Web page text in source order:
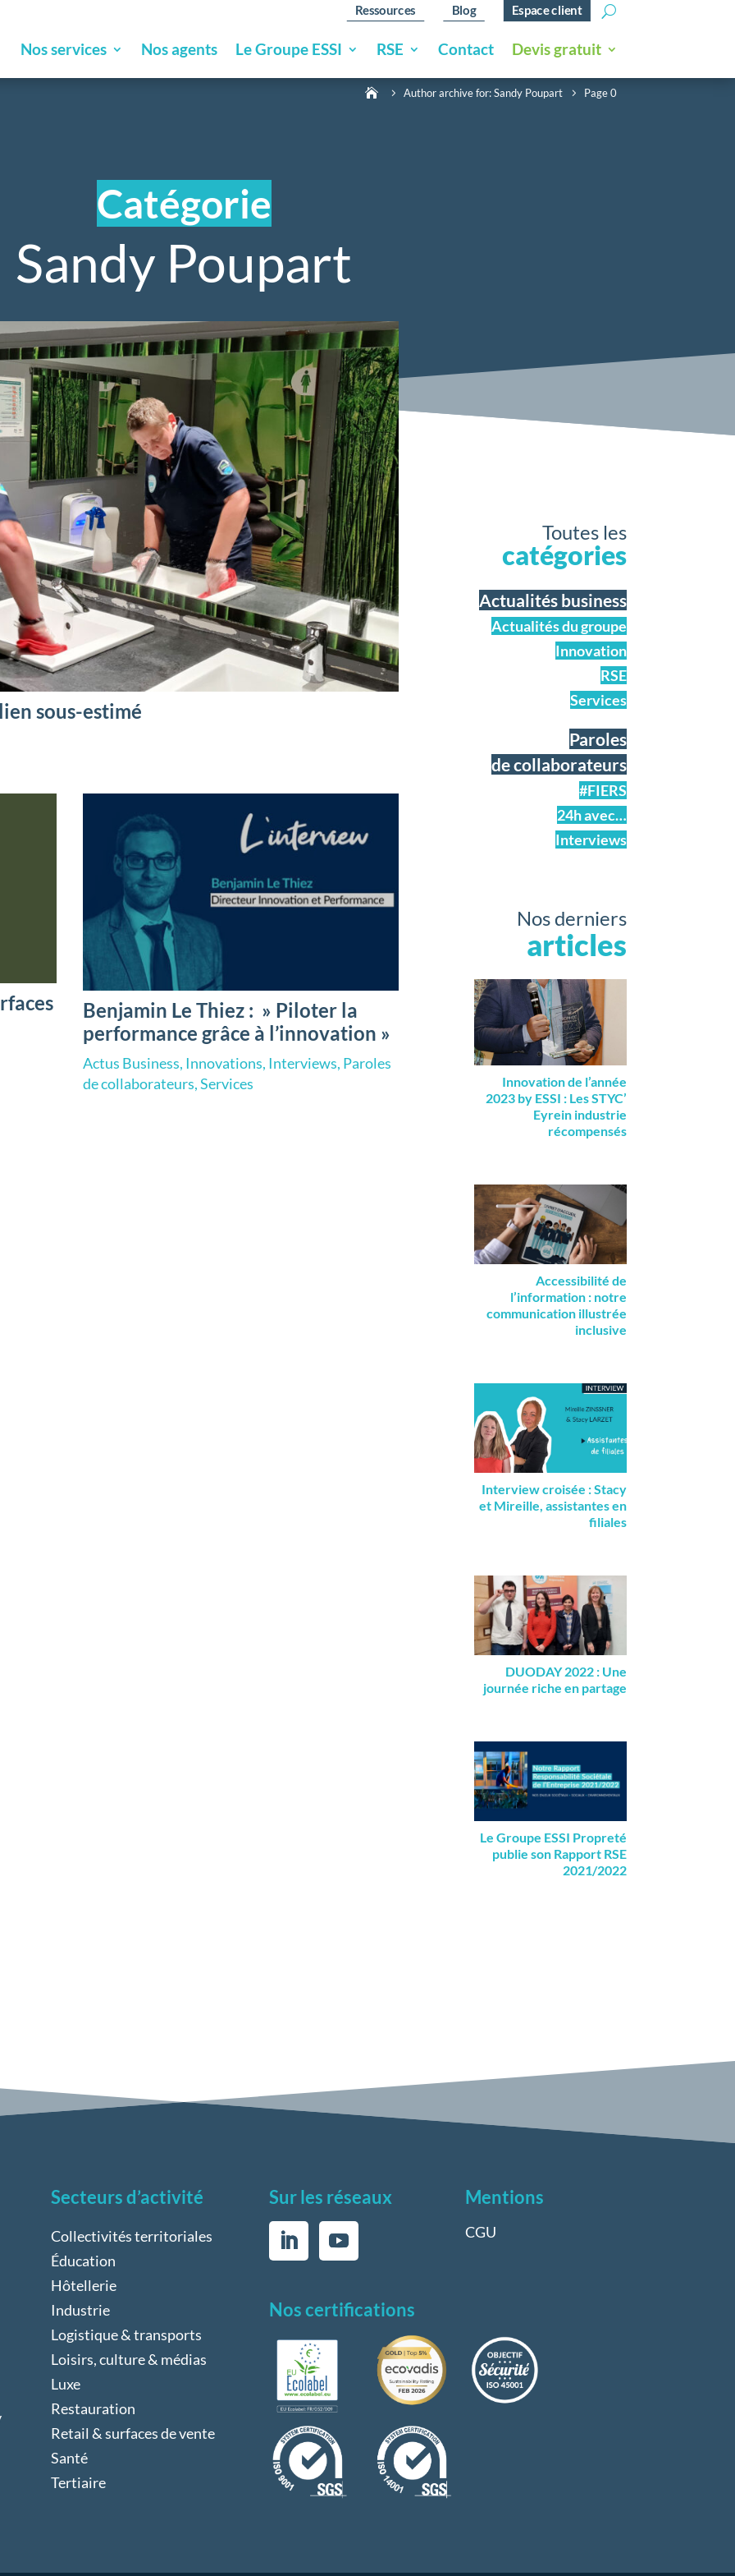
Ressources Blog Espace client
Nos services Nos agents Le Groupe ESSI RSE Contact Devis gratuit
 Author archive for: Sandy Poupart Page 0
Catégorie
Sandy Poupart
sous-estimé
Benjamin Le Thiez : » Piloter la
performance grâce à l’innovation »
Actus Business, Innovations, Interviews, Paroles
de collaborateurs,Services
Toutes les
catégories
Actualités business
Actualités du groupe
Innovation
RSE
Services
Paroles
de collaborateurs
#FIERS
24h avec…
Interviews
Nos derniers
articles
Innovation de l’année
2023 by ESSI : Les STYC’
Eyrein industrie
récompensés
Accessibilité de
l’information : notre
communication illustrée
inclusive
Interview croisée : Stacy
et Mireille, assistantes en
filiales
DUODAY 2022 : Une
journée riche en partage
Le Groupe ESSI Propreté
publie son Rapport RSE
2021/2022
Secteurs d’activité
Collectivités territoriales
Éducation
Hôtellerie
Industrie
Logistique & transports
Loisirs, culture & médias
Luxe
Restauration
Retail & surfaces de vente
Santé
Tertiaire
Sur les réseaux
Nos certifications
Mentions
CGU